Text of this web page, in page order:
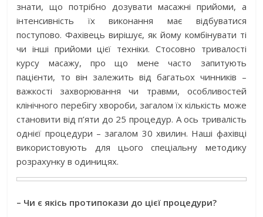
знати, що потрібно дозувати масажні прийоми, а
інтенсивність їх виконання має відбуватися
поступово. Фахівець вирішує, як йому комбінувати ті
чи інші прийоми цієї техніки. Стосовно тривалості
курсу масажу, про що мене часто запитують
пацієнти, то він залежить від багатьох чинників –
важкості захворювання чи травми, особливостей
клінічного перебігу хвороби, загалом їх кількість може
становити від п’яти до 25 процедур. А ось тривалість
однієї процедури – загалом 30 хвилин. Наші фахівці
використовують для цього спеціальну методику
розрахунку в одиницях.
– Чи є якісь протипокази до цієї процедури?